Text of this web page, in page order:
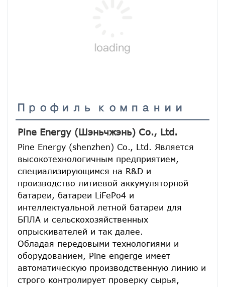
Профиль компании
Pine Energy (Шэньчжэнь) Co., Ltd.
Pine Energy (shenzhen) Co., Ltd. Является
высокотехнологичным предприятием,
специализирующимся на R&D и
производство литиевой аккумуляторной
батареи, батареи LiFePo4 и
интеллектуальной летной батареи для
БПЛА и сельскохозяйственных
опрыскивателей и так далее.
Обладая передовыми технологиями и
оборудованием, Pine engerge имеет
автоматическую производственную линию и
строго контролирует проверку сырья,